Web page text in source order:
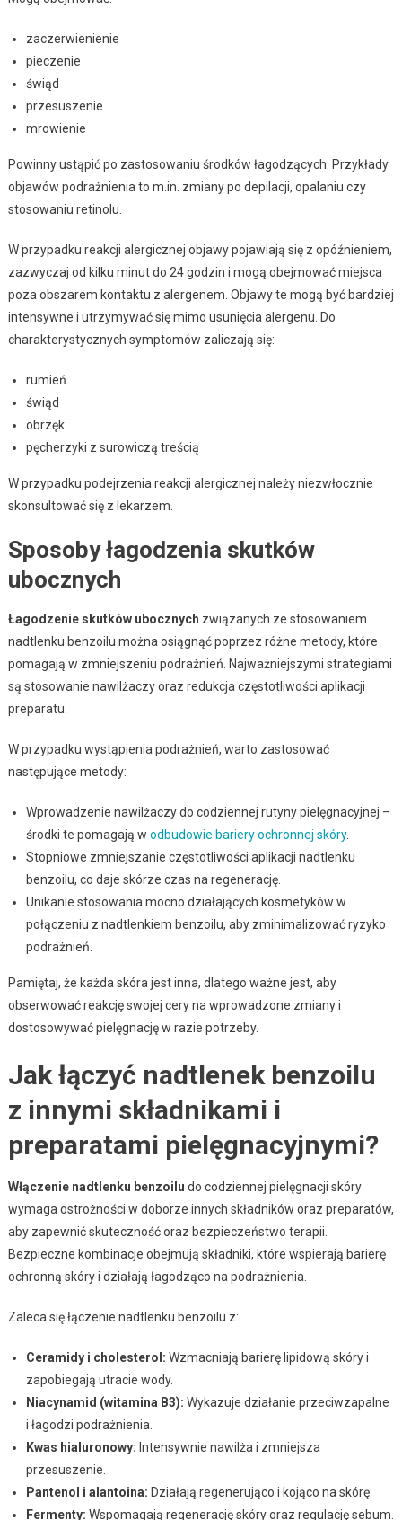
zaczerwienienie
pieczenie
świąd
przesuszenie
mrowienie
Powinny ustąpić po zastosowaniu środków łagodzących. Przykłady
objawów podrażnienia to m.in. zmiany po depilacji, opalaniu czy
stosowaniu retinolu.
W przypadku reakcji alergicznej objawy pojawiają się z opóźnieniem,
zazwyczaj od kilku minut do 24 godzin i mogą obejmować miejsca
poza obszarem kontaktu z alergenem. Objawy te mogą być bardziej
intensywne i utrzymywać się mimo usunięcia alergenu. Do
charakterystycznych symptomów zaliczają się:
rumień
świąd
obrzęk
pęcherzyki z surowiczą treścią
W przypadku podejrzenia reakcji alergicznej należy niezwłocznie
skonsultować się z lekarzem.
Sposoby łagodzenia skutków
ubocznych
Łagodzenie skutków ubocznych związanych ze stosowaniem
nadtlenku benzoilu można osiągnąć poprzez różne metody, które
pomagają w zmniejszeniu podrażnień. Najważniejszymi strategiami
są stosowanie nawilżaczy oraz redukcja częstotliwości aplikacji
preparatu.
W przypadku wystąpienia podrażnień, warto zastosować
następujące metody:
Wprowadzenie nawilżaczy do codziennej rutyny pielęgnacyjnej –
środki te pomagają w odbudowie bariery ochronnej skóry.
Stopniowe zmniejszanie częstotliwości aplikacji nadtlenku
benzoilu, co daje skórze czas na regenerację.
Unikanie stosowania mocno działających kosmetyków w
połączeniu z nadtlenkiem benzoilu, aby zminimalizować ryzyko
podrażnień.
Pamiętaj, że każda skóra jest inna, dlatego ważne jest, aby
obserwować reakcję swojej cery na wprowadzone zmiany i
dostosowywać pielęgnację w razie potrzeby.
Jak łączyć nadtlenek benzoilu
z innymi składnikami i
preparatami pielęgnacyjnymi?
Włączenie nadtlenku benzoilu do codziennej pielęgnacji skóry
wymaga ostrożności w doborze innych składników oraz preparatów,
aby zapewnić skuteczność oraz bezpieczeństwo terapii.
Bezpieczne kombinacje obejmują składniki, które wspierają barierę
ochronną skóry i działają łagodząco na podrażnienia.
Zaleca się łączenie nadtlenku benzoilu z:
Ceramidy i cholesterol: Wzmacniają barierę lipidową skóry i
zapobiegają utracie wody.
Niacynamid (witamina B3): Wykazuje działanie przeciwzapalne
i łagodzi podrażnienia.
Kwas hialuronowy: Intensywnie nawilża i zmniejsza
przesuszenie.
Pantenol i alantoina: Działają regenerująco i kojąco na skórę.
Fermenty: Wspomagają regenerację skóry oraz regulację sebum.